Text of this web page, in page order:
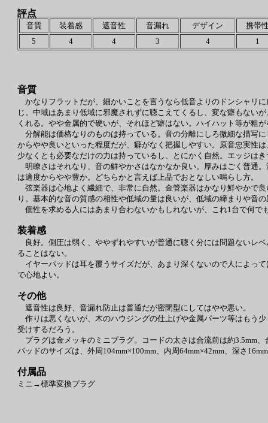
音質
かなりフラットだが、細かいことを言うなら低音よりのドンシャリ
じ。中域はあまり低域に邪魔されずに聴こえてくるし、変な癖もない
くれる。やや金属的で硬いが、それほど癖はない。ハイハット等が粗
分解能は価格なりのものは持っている。音の分離にしろ微細な描写
からやや良いといった程度だが、癖がなく把握しやすい。原音忠実性
少なくとも必要なだけの力は持っているし、とにかく自然。エッジは
明瞭さはそれなり、音の鮮やかさはなかなか良い。厚みはごく普通
は適度からやや豊か。どちらかと言えば上品でおとなしい鳴らし方。
弦楽器は心地よく繊細で、非常に自然。金管楽器はかなり鮮やかで
り。基本的な音の質感の相性や低域の量は良いが、低域の締まりや音
個性を求める人にはあまり合わないかもしれないが、これ1台で何
装着感
良好。側圧は弱く、ややずれやすいが普通に聴く分には問題ないレ
ることはない。
イヤーパッドは耳を覆うサイズだが、あまり深くないので人によっ
で心地よい。
その他
遮音性は良好、音漏れ防止は普通だが密閉型にしてはやや悪い。
作りは悪くないが、木のハウジングの仕上げや金属パーツ等はもう
受けするだろう。
プラグは金メッキのミニプラグ。コードの太さは合流前は約3.5mm
パッドのサイズは、外周104mm×100mm、内周64mm×42mm、深さ
付属品
ミニ→標準変換プラグ
評点
音質 装着感 遮音性 音漏れ デザイン
携帯
5
4 4 3 4 1